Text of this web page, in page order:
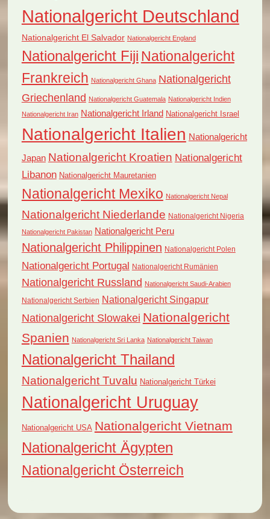
Nationalgericht Deutschland
Nationalgericht El Salvador Nationalgericht England
Nationalgericht Fiji Nationalgericht
Frankreich Nationalgericht Ghana Nationalgericht
Griechenland Nationalgericht Guatemala Nationalgericht Indien
Nationalgericht Iran Nationalgericht Irland Nationalgericht Israel
Nationalgericht Italien Nationalgericht
Japan Nationalgericht Kroatien Nationalgericht
Libanon Nationalgericht Mauretanien
Nationalgericht Mexiko Nationalgericht Nepal
Nationalgericht Niederlande Nationalgericht Nigeria
Nationalgericht Pakistan Nationalgericht Peru
Nationalgericht Philippinen Nationalgericht Polen
Nationalgericht Portugal Nationalgericht Rumänien
Nationalgericht Russland Nationalgericht Saudi-Arabien
Nationalgericht Serbien Nationalgericht Singapur
Nationalgericht Slowakei Nationalgericht
Spanien Nationalgericht Sri Lanka Nationalgericht Taiwan
Nationalgericht Thailand
Nationalgericht Tuvalu Nationalgericht Türkei
Nationalgericht Uruguay
Nationalgericht USA Nationalgericht Vietnam
Nationalgericht Ägypten
Nationalgericht Österreich